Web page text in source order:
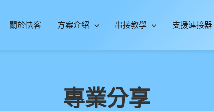
關於快客 方案介紹 串接教學 支援連接器
專業分享